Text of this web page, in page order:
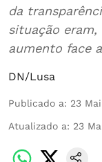
da
situação eram,
aumento face
DN/Lusa
Publicado a: 23
Atualizado a: 23